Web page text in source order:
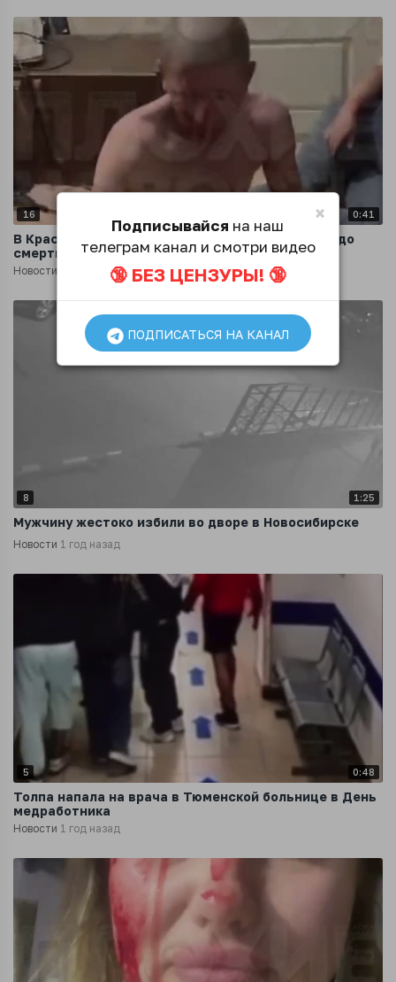
16 0:41
В Красноярском крае сожительница с дочерью до
смерти избили мужчину за измену
Новости 1 год назад
8 1:25
Мужчину жестоко избили во дворе в Новосибирске
Новости 1 год назад
5 0:48
Толпа напала на врача в Тюменской больнице в День
медработника
Новости 1 год назад
×
Подписывайся на наш
телеграм канал и смотри видео
🔞 БЕЗ ЦЕНЗУРЫ! 🔞
ПОДПИСАТЬСЯ НА КАНАЛ